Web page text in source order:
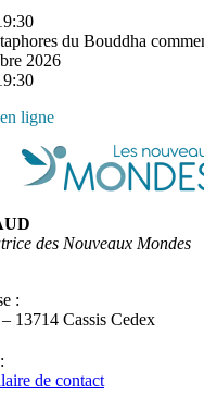
du Bouddha
2026
ligne
des Nouveaux Mondes
:
13714 Cassis Cedex
de contact